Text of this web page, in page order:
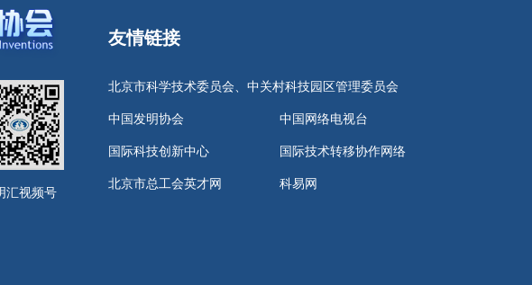
汇视频号
友情链接
北京市科学技术委员会、中关村科技园区管理委员会
中国发明协会
国际科技创新中心
北京市总工会英才网
中国网络电视台
国际技术转移协作网络
科易网